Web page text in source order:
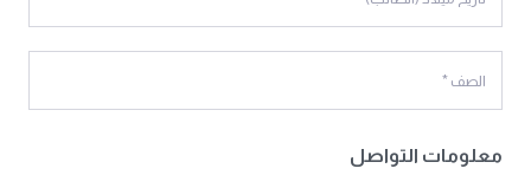
معلومات التواصل